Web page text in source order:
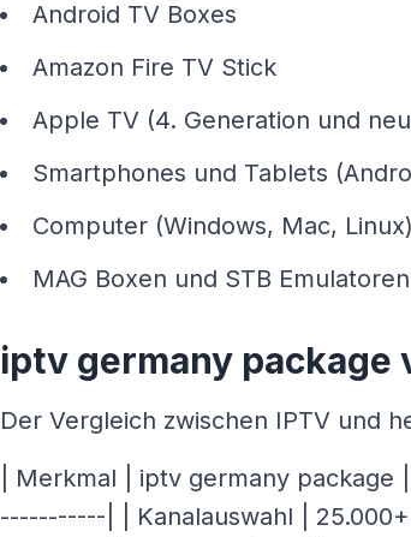
Android TV Boxes
Amazon Fire TV Stick
Apple TV (4. Generation und
Smartphones und Tablets
Computer (Windows, Mac, Linux)
MAG Boxen und STB Emulatoren
iptv germany package
Der Vergleich zwischen IPTV und
| Merkmal | iptv germany
-----------| | Kanalauswahl |